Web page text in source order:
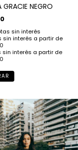
GRACIE NEGRO